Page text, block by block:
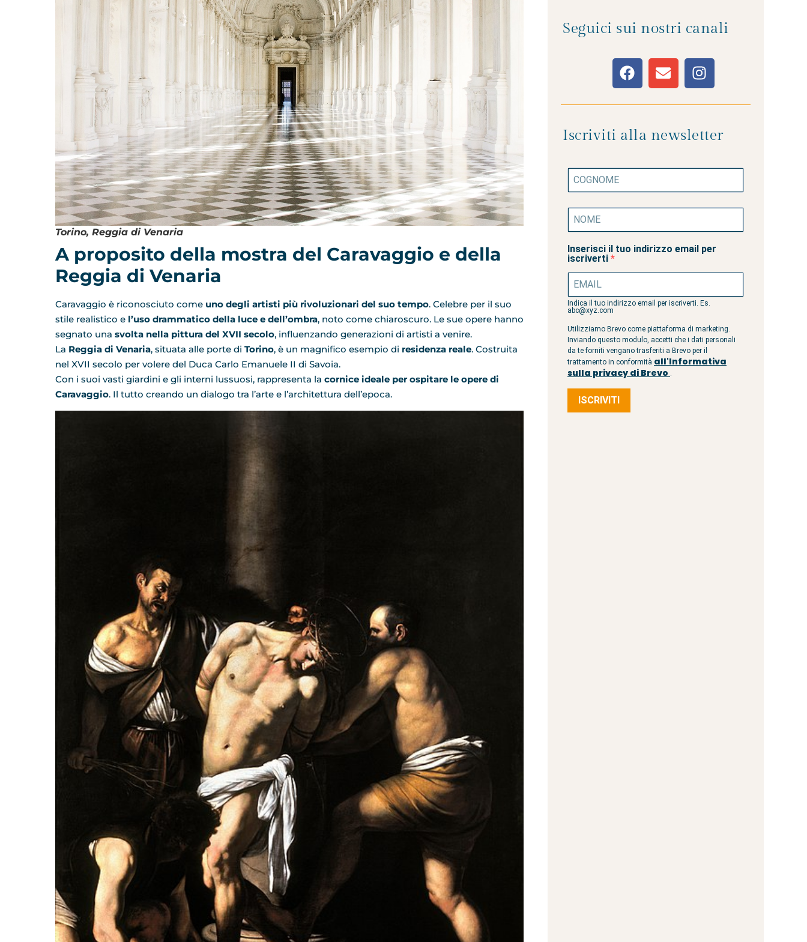
Torino, Reggia di Venaria
A proposito della mostra del Caravaggio e della
Reggia di Venaria
Caravaggio è riconosciuto come uno degli artisti più rivoluzionari del suo tempo. Celebre per il suo
stile realistico e l’uso drammatico della luce e dell’ombra, noto come chiaroscuro. Le sue opere hanno
segnato una svolta nella pittura del XVII secolo, influenzando generazioni di artisti a venire.
La Reggia di Venaria, situata alle porte di Torino, è un magnifico esempio di residenza reale. Costruita
nel XVII secolo per volere del Duca Carlo Emanuele II di Savoia.
Con i suoi vasti giardini e gli interni lussuosi, rappresenta la cornice ideale per ospitare le opere di
Caravaggio. Il tutto creando un dialogo tra l’arte e l’architettura dell’epoca.
Seguici sui nostri canali
Iscriviti alla newsletter
Inserisci il tuo indirizzo email per
iscriverti
Indica il tuo indirizzo email per iscriverti. Es.
abc@xyz.com
Utilizziamo Brevo come piattaforma di marketing.
Inviando questo modulo, accetti che i dati personali
da te forniti vengano trasferiti a Brevo per il
trattamento in conformità all'Informativa
sulla privacy di Brevo
ISCRIVITI